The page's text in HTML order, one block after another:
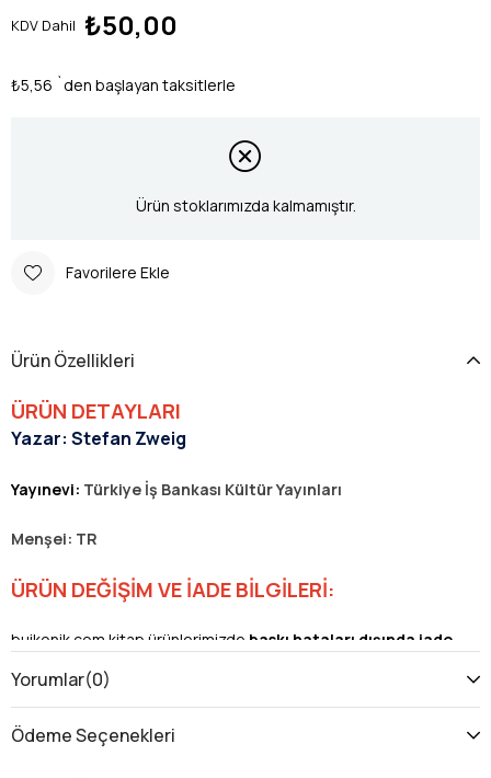
KDV Dahil ₺50,00
₺5,56 `den başlayan taksitlerle
Ürün stoklarımızda kalmamıştır.
Favorilere Ekle
Ürün Özellikleri
ÜRÜN DETAYLARI
Yazar: Stefan Zweig
Yayınevi: Türkiye İş Bankası Kültür Yayınları
Menşei: TR
ÜRÜN DEĞİŞİM VE İADE BİLGİLERİ:
buikonik.com kitap ürünlerimizde baskı hataları dışında iade
Baskı hatalarını +905051183335 nolu Whatsapp hattımız
üzerinden talebinizi iletebilirsiniz.
Yorumlar(0)
Ödeme Seçenekleri